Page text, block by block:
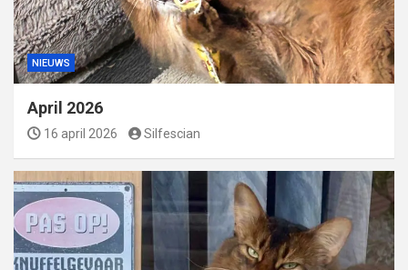
NIEUWS
April 2026
16 april 2026 Silfescian